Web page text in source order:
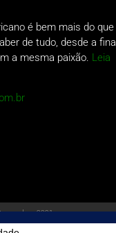
é bem mais do que
de tudo, desde a final
a mesma paixão. Leia
- 2021